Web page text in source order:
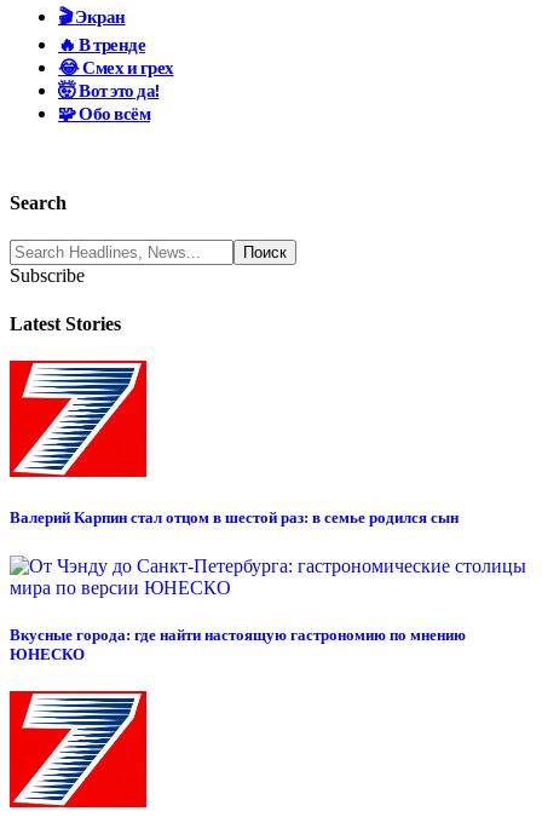
🎬 Экран
🔥 В тренде
😂 Смех и грех
🤯 Вот это да!
🧩 Обо всём
Search
Subscribe
Latest Stories
Валерий Карпин стал отцом в шестой раз: в семье родился сын
Вкусные города: где найти настоящую гастрономию по мнению
ЮНЕСКО